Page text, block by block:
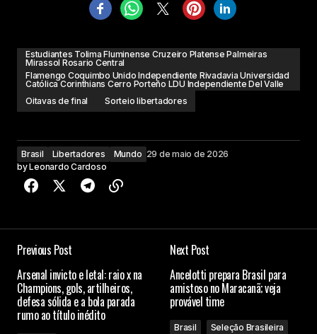
Estudiantes Tolima Fluminense Cruzeiro Platense Palmeiras
Mirassol Rosario Central
Flamengo Coquimbo Unido Independiente Rivadavia Universidad
Católica Corinthians Cerro Porteño LDU Independiente Del Valle
Oitavas de final
Sorteio libertadores
Brasil Libertadores Mundo 29 de maio de 2026
byLeonardo Cardoso
Previous Post
Arsenal invicto e letal: raio x na
Champions, gols, artilheiros,
defesa sólida e a bola parada
rumo ao título inédito
Next Post
Ancelotti prepara Brasil para
amistoso no Maracanã; veja
provável time
Brasil
Seleção Brasileira